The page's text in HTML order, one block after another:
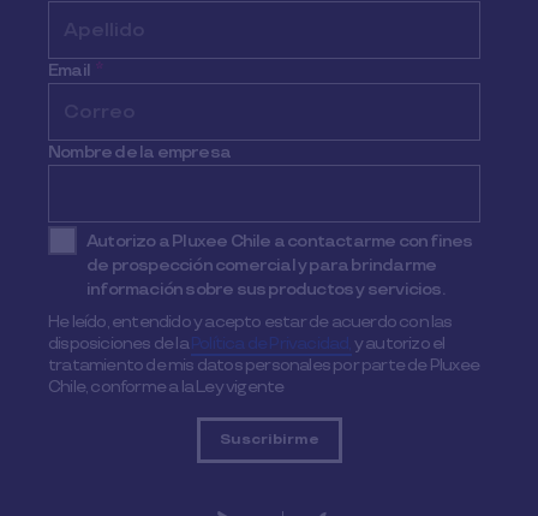
Email *
Nombre de la empresa
Autorizo a Pluxee Chile a contactarme con fines
de prospección comercial y para brindarme
información sobre sus productos y servicios.
He leído, entendido y acepto estar de acuerdo con las
disposiciones de laPolítica de Privacidad,y autorizo el
tratamiento de mis datos personales por parte de Pluxee
Chile, conforme a la Ley vigente